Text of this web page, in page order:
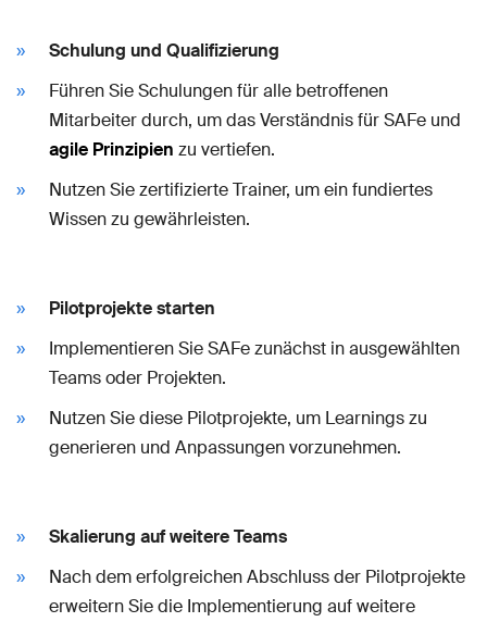
Schulung und Qualifizierung
Führen Sie Schulungen für alle betroffenen
Mitarbeiter durch, um das Verständnis für SAFe und
agile Prinzipien zu vertiefen.
Nutzen Sie zertifizierte Trainer, um ein fundiertes
Wissen zu gewährleisten.
Pilotprojekte starten
Implementieren Sie SAFe zunächst in ausgewählten
Teams oder Projekten.
Nutzen Sie diese Pilotprojekte, um Learnings zu
generieren und Anpassungen vorzunehmen.
Skalierung auf weitere Teams
Nach dem erfolgreichen Abschluss der Pilotprojekte
erweitern Sie die Implementierung auf weitere